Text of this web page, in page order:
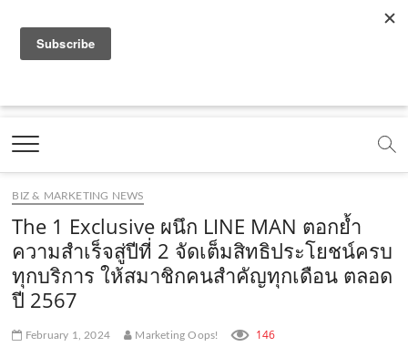
a
e
b
o
o
k
.
c
o
o
t
b
e
.
c
o
m
.
o
e
m
e
t
g
r
a
m
c
t
k
c
o
Marketing Oops!
DIGITAL | CREATIVE | ADVERTISING | CAMPAIGN |
BIZ & MARKETING NEWS
The 1 Exclusive ผนึก LINE MAN ตอกย้ำ
ความสำเร็จสู่ปีที่ 2 จัดเต็มสิทธิประโยชน์ครบ
ทุกบริการ ให้สมาชิกคนสำคัญทุกเดือน ตลอด
ปี 2567
February 1, 2024 Marketing Oops! 146